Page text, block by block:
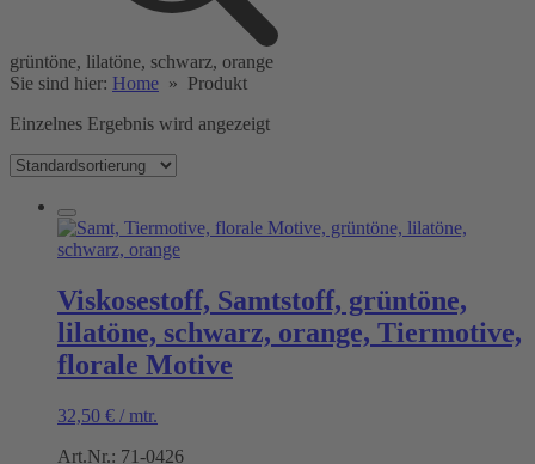
grüntöne, lilatöne, schwarz, orange
Sie sind hier: Home » Produkt
Einzelnes Ergebnis wird angezeigt
Viskosestoff, Samtstoff, grüntöne,
lilatöne, schwarz, orange, Tiermotive,
florale Motive
32,50 € / mtr.
Art.Nr.: 71-0426